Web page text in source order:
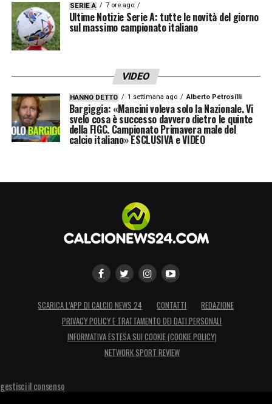
SERIE A 7 ore ago
Ultime Notizie Serie A: tutte le novità del giorno
sul massimo campionato italiano
VIDEO
HANNO DETTO 1 settimana ago Alberto Petrosilli
Bargiggia: «Mancini voleva solo la Nazionale. Vi
svelo cosa è successo davvero dietro le quinte
della FIGC. Campionato Primavera male del
calcio italiano» ESCLUSIVA e VIDEO
SCARICA L’APP DI CALCIO NEWS 24 CONTATTI
REDAZIONE
PRIVACY POLICY E TRATTAMENTO DEI DATI PERSONALI
INFORMATIVA ESTESA SUI COOKIE (COOKIE POLICY)
NETWORK SPORT REVIEW
gestisci il consenso